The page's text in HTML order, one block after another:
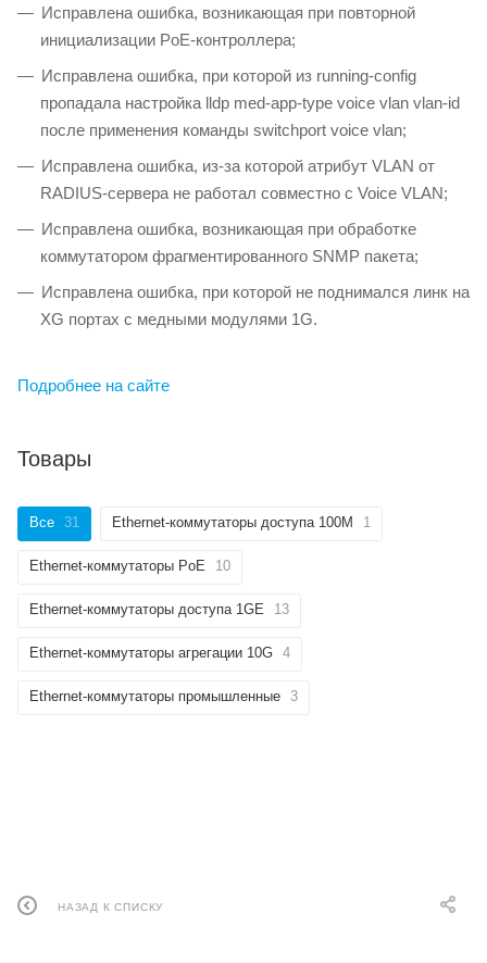
Исправлена ошибка, возникающая при повторной
инициализации PoE-контроллера;
Исправлена ошибка, при которой из running-config
пропадала настройка lldp med-app-type voice vlan vlan-id
после применения команды switchport voice vlan;
Исправлена ошибка, из-за которой атрибут VLAN от
RADIUS-сервера не работал совместно с Voice VLAN;
Исправлена ошибка, возникающая при обработке
коммутатором фрагментированного SNMP пакета;
Исправлена ошибка, при которой не поднимался линк на
XG портах с медными модулями 1G.
Подробнее на сайте
Товары
Все 31 Ethernet-коммутаторы доступа 100М 1
Ethernet-коммутаторы PoE 10
Ethernet-коммутаторы доступа 1GE 13
Ethernet-коммутаторы агрегации 10G 4
Ethernet-коммутаторы промышленные 3
НАЗАД К СПИСКУ